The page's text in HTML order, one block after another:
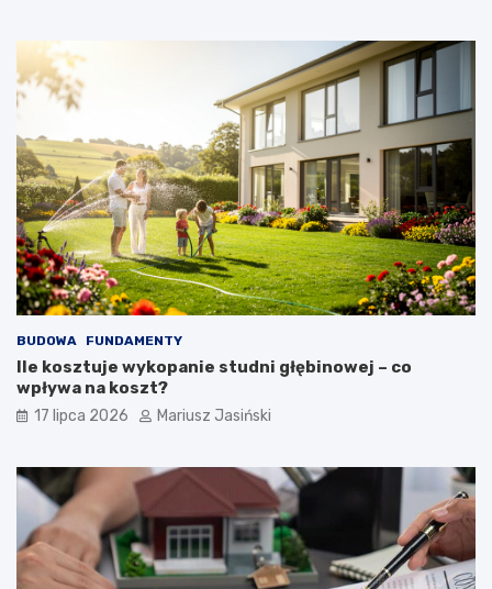
BUDOWA FUNDAMENTY
Ile kosztuje wykopanie studni głębinowej – co
wpływa na koszt?
17 lipca 2026 Mariusz Jasiński